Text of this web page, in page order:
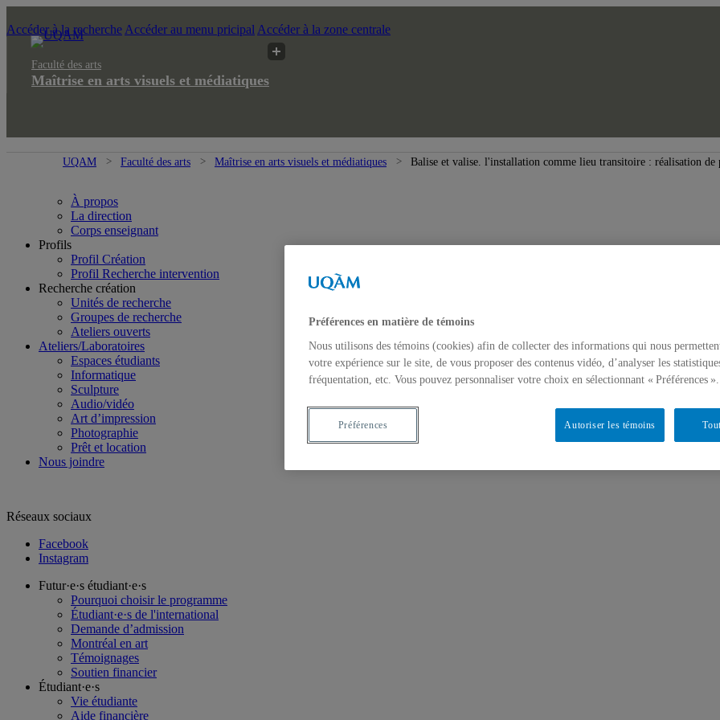
Accéder à la recherche Accéder au menu pricipal Accéder à la zone centrale
Faculté des arts
Maîtrise en arts visuels et médiatiques
UQAM Faculté des arts Maîtrise en arts visuels et médiatiques Balise et valise. l'installation comme lieu transitoire : réalisation de
À propos
La direction
Corps enseignant
Profils
Profil Création
Profil Recherche intervention
Recherche création
Unités de recherche
Groupes de recherche
Ateliers ouverts
Ateliers/Laboratoires
Espaces étudiants
Informatique
Sculpture
Audio/vidéo
Art d’impression
Photographie
Prêt et location
Nous joindre
Réseaux sociaux
Facebook
Instagram
Futur·e·s étudiant·e·s
Pourquoi choisir le programme
Étudiant·e·s de l'international
Demande d’admission
Montréal en art
Témoignages
Soutien financier
Étudiant·e·s
Vie étudiante
Aide financière
Préférences en matière de témoins
Nous utilisons des témoins (cookies) afin de collecter des informations qui nous
votre expérience sur le site, de vous proposer des contenus vidéo, d’analyser les
fréquentation, etc. Vous pouvez personnaliser votre choix en sélectionnant « Préférences ».
Autoriser les témoins
Préférences